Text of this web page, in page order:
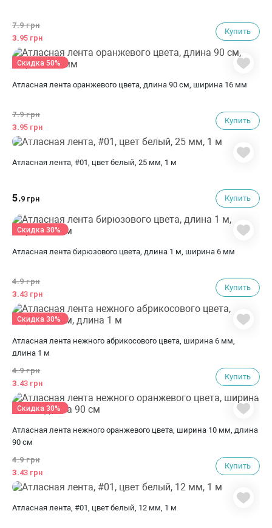
7.9 грн
3.95 грн
Купить
Атласная лента оранжевого цвета, длина 90 см, ширина 16 мм
7.9 грн
3.95 грн
Купить
Скидка 50%
Атласная лента, #01, цвет белый, 25 мм, 1 м
5.9 грн Купить
Атласная лента бирюзового цвета, длина 1 м, ширина 6 мм
4.9 грн
3.43 грн
Купить
Скидка 30%
Атласная лента нежного абрикосового цвета, ширина 6 мм,
длина 1 м
4.9 грн
3.43 грн
Купить
Скидка 30%
Атласная лента нежного оранжевого цвета, ширина 10 мм, длина
90 см
4.9 грн
3.43 грн
Купить
Скидка 30%
Атласная лента, #01, цвет белый, 12 мм, 1 м